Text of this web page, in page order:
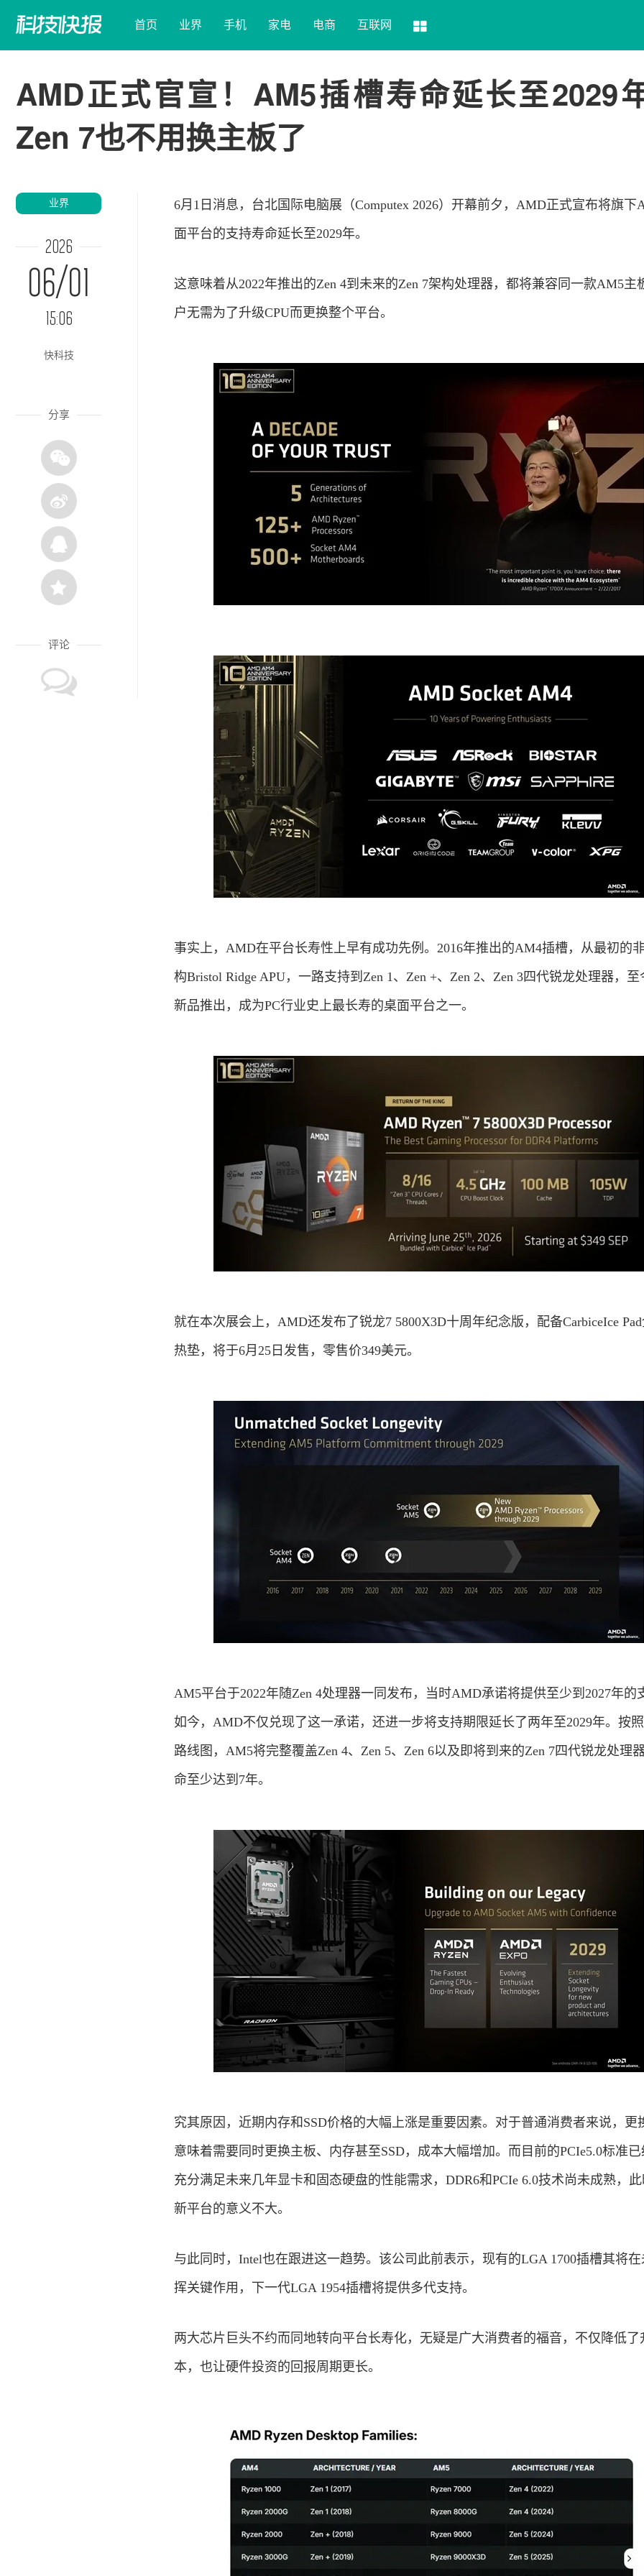
首页 业界 手机 家电 电商 互联网
AMD正式官宣！AM5插槽寿命延长至2029年
Zen 7也不用换主板了
业界
2026
06/01
15:06
快科技
分享
评论
6月1日消息，台北国际电脑展（Computex 2026）开幕前夕，AMD正式宣布将旗下
面平台的支持寿命延长至2029年。
这意味着从2022年推出的Zen 4到未来的Zen 7架构处理器，都将兼容同一款AM5主
户无需为了升级CPU而更换整个平台。
事实上，AMD在平台长寿性上早有成功先例。2016年推出的AM4插槽，从最初的
构Bristol Ridge APU，一路支持到Zen 1、Zen +、Zen 2、Zen 3四代锐龙处理器，至
新品推出，成为PC行业史上最长寿的桌面平台之一。
就在本次展会上，AMD还发布了锐龙7 5800X3D十周年纪念版，配备CarbiceIce
热垫，将于6月25日发售，零售价349美元。
AM5平台于2022年随Zen 4处理器一同发布，当时AMD承诺将提供至少到2027年的
如今，AMD不仅兑现了这一承诺，还进一步将支持期限延长了两年至2029年。按
路线图，AM5将完整覆盖Zen 4、Zen 5、Zen 6以及即将到来的Zen 7四代锐龙处理
命至少达到7年。
究其原因，近期内存和SSD价格的大幅上涨是重要因素。对于普通消费者来说，更
意味着需要同时更换主板、内存甚至SSD，成本大幅增加。而目前的PCIe5.0标准
充分满足未来几年显卡和固态硬盘的性能需求，DDR6和PCIe 6.0技术尚未成熟，
新平台的意义不大。
与此同时，Intel也在跟进这一趋势。该公司此前表示，现有的LGA 1700插槽其将在
挥关键作用，下一代LGA 1954插槽将提供多代支持。
两大芯片巨头不约而同地转向平台长寿化，无疑是广大消费者的福音，不仅降低了
本，也让硬件投资的回报周期更长。